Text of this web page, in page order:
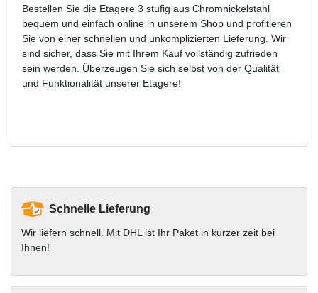
Bestellen Sie die Etagere 3 stufig aus Chromnickelstahl
bequem und einfach online in unserem Shop und profitieren
Sie von einer schnellen und unkomplizierten Lieferung. Wir
sind sicher, dass Sie mit Ihrem Kauf vollständig zufrieden
sein werden. Überzeugen Sie sich selbst von der Qualität
und Funktionalität unserer Etagere!
Schnelle Lieferung
Wir liefern schnell. Mit DHL ist Ihr Paket in kurzer zeit bei
Ihnen!